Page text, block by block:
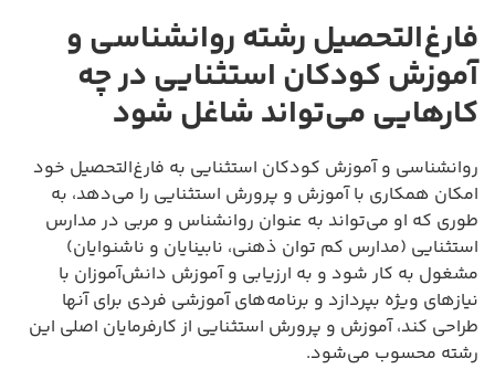
فارغ‌التحصیل رشته روانشناسی و
آموزش کودکان استثنایی در چه
کارهایی می‌تواند شاغل شود
روانشناسی و آموزش کودکان استثنایی به فارغ‌التحصیل خود
امکان همکاری با آموزش و پرورش استثنایی را می‌دهد، به
طوری که او می‌تواند به عنوان روانشناس و مربی در مدارس
استثنایی (مدارس کم توان ذهنی، نابینایان و ناشنوایان)
مشغول به کار شود و به ارزیابی و آموزش دانش‌آموزان با
نیازهای ویژه بپردازد و برنامه‌های آموزشی فردی برای آنها
طراحی کند، آموزش و پرورش استثنایی از کارفرمایان اصلی این
رشته محسوب می‌شود.